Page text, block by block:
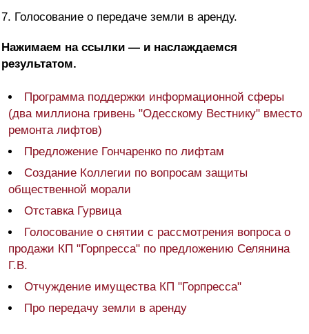
7. Голосование о передаче земли в аренду.
Нажимаем на ссылки — и наслаждаемся
результатом.
Программа поддержки информационной сферы
(два миллиона гривень "Одесскому Вестнику" вместо
ремонта лифтов)
Предложение Гончаренко по лифтам
Создание Коллегии по вопросам защиты
общественной морали
Отставка Гурвица
Голосование о снятии с рассмотрения вопроса о
продажи КП "Горпресса" по предложению Селянина
Г.В.
Отчуждение имущества КП "Горпресса"
Про передачу земли в аренду